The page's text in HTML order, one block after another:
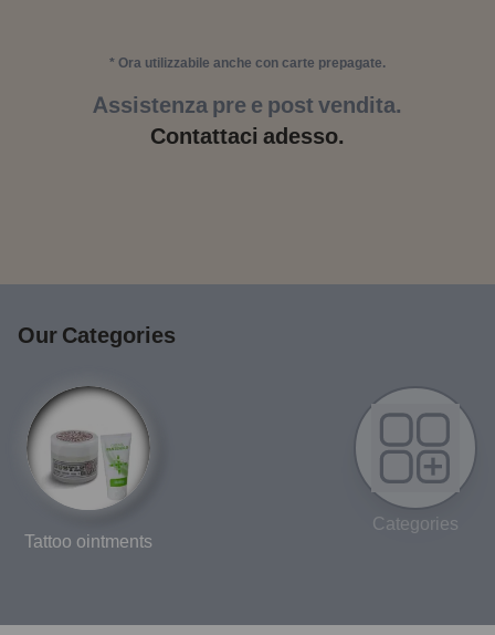
* Ora utilizzabile anche con carte prepagate.
Assistenza pre e post vendita.
Contattaci adesso.
Our Categories
Tattoo ointments
Categories